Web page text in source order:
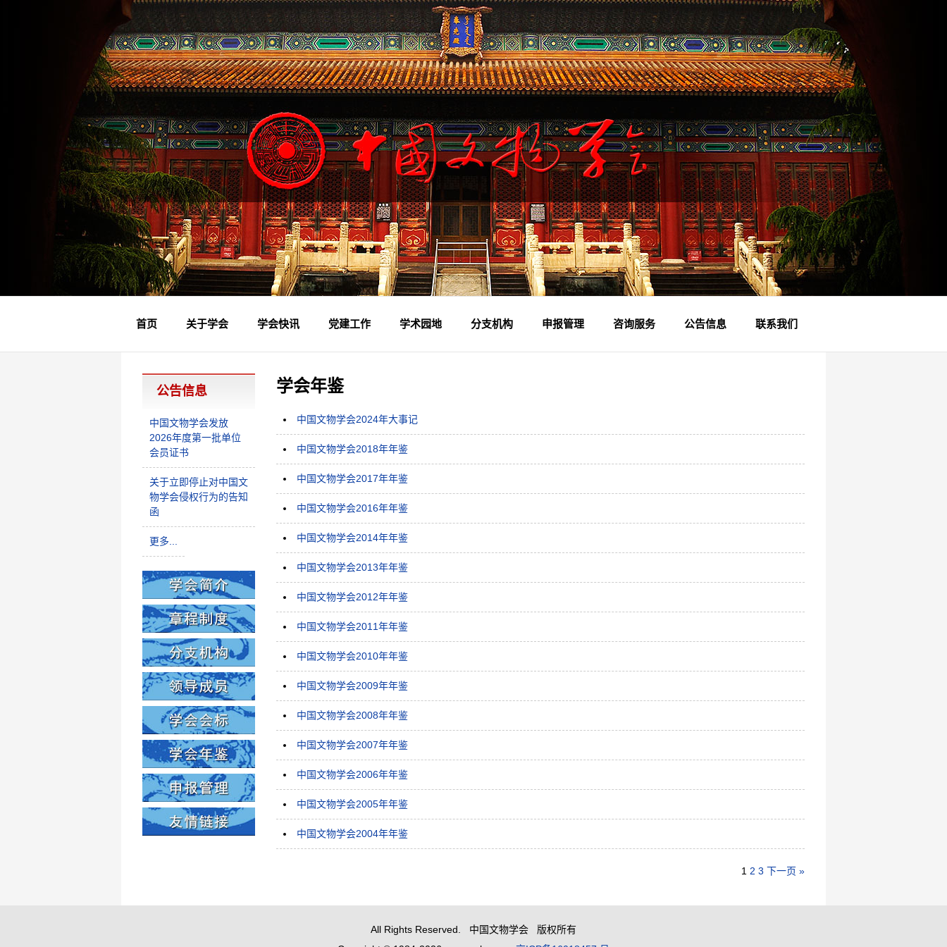
首页 关于学会
学会简介
章程制度
领导成员
理事名单
专家委员会
学术专家
学会会标
学会年鉴
学会快讯
学会动态
文物要闻
党建工作 学术园地
学术活动
专家论坛
科研成果
理论视野
分支机构 申报管理
入会申请
论坛备案
财务管理
咨询服务
会员查询
法律咨询
监制查询
公告信息 联系我们
学会年鉴
中国文物学会2024年大事记
中国文物学会2018年年鉴
中国文物学会2017年年鉴
中国文物学会2016年年鉴
中国文物学会2014年年鉴
中国文物学会2013年年鉴
中国文物学会2012年年鉴
中国文物学会2011年年鉴
中国文物学会2010年年鉴
中国文物学会2009年年鉴
中国文物学会2008年年鉴
中国文物学会2007年年鉴
中国文物学会2006年年鉴
中国文物学会2005年年鉴
中国文物学会2004年年鉴
1 2 3 下一页 »
公告信息
中国文物学会发放
2026年度第一批单位
会员证书
关于立即停止对中国文
物学会侵权行为的告知
函
更多...
All Rights Reserved. 中国文物学会 版权所有